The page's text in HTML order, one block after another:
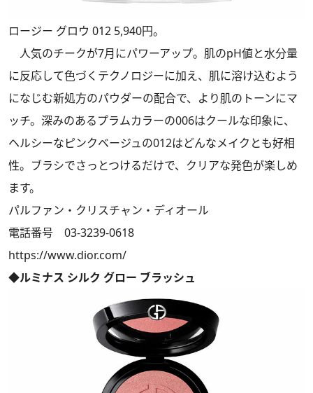
ロージー グロウ 012 5,940円。
人気のチークが7月にパワーアップ。肌のpH値と水分量
に反応して色づくテクノロジーに加え、肌に溶け込むよう
になじむ新処方のパウダーの配合で、より肌のトーンにマ
ッチ。深みのあるプラムカラーの006はクールな印象に、
ヘルシーなピンクベージュの012はどんなメイクとも好相
性。ブラシでさっとつけるだけで、クリアな発色が楽しめ
ます。
パルファン・クリスチャン・ディオール
電話番号 03-3239-0618
https://www.dior.com/
◆ルミナス シルク グロー ブラッシュ